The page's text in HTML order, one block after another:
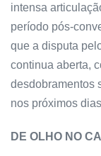
intensa
período pós-
que a disputa
continua aberta,
desdobramentos
nos próximos
DE OLHO NO